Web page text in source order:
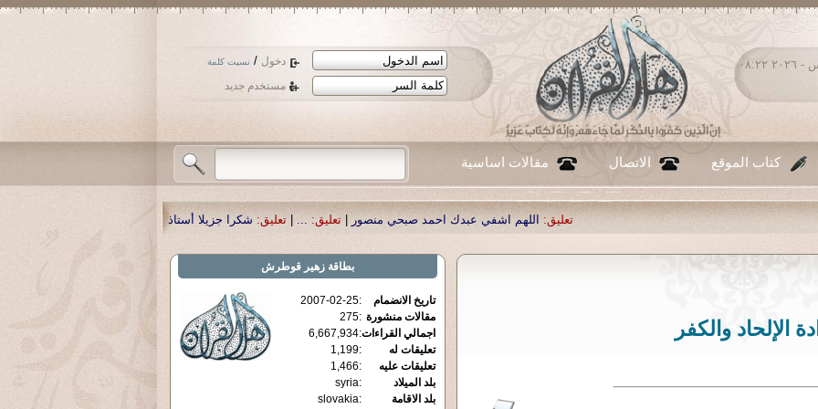
دخول / نسيت كلمة
مستخدم جديد
الخميس ٠٦ - أغسطس - ٢٠٢٦ ٠٨:٢٢
كتاب الموقع الاتصال مقالات اساسية
اللهم اشفي عبدك احمد صبحي منصور|تعليق: ... تعليق: شكرا جزيلا أستاذ حمد الحمد .أكرمكم الله .|تعليق:
الإلحاد والكفر
بطاقة زهير قوطرش
تاريخ الانضمام :
2007-02-25
مقالات منشورة :
275
اجمالي القراءات:
6,667,934
تعليقات له
:
1,199
تعليقات عليه
:
1,466
بلد الميلاد
:
syria
بلد الاقامة
:
slovakia